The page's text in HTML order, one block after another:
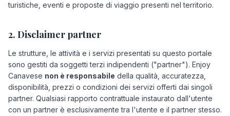
turistiche, eventi e proposte di viaggio presenti nel territorio.
2. Disclaimer partner
Le strutture, le attività e i servizi presentati su questo portale
sono gestiti da soggetti terzi indipendenti ("partner"). Enjoy
Canavese non è responsabile della qualità, accuratezza,
disponibilità, prezzi o condizioni dei servizi offerti dai singoli
partner. Qualsiasi rapporto contrattuale instaurato dall'utente
con un partner è esclusivamente tra l'utente e il partner stesso.